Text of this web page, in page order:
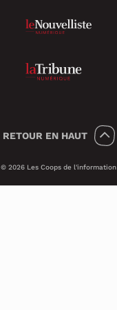
RETOUR EN HAUT
© 2026 Les Coops de l'information